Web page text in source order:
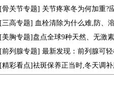
[骨关节专题] 关节疼寒冬为何加重?
[三高专题] 血栓清除为什么难,防、
[美胸专题]盘点全球9种天然、无激
[前列腺专题] 最新发现：前列腺可
[精彩看点]祛斑保养正当时,冬天调